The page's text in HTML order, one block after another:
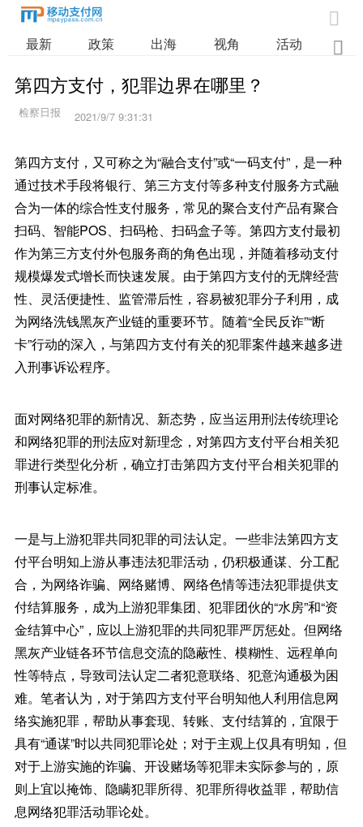

最新 政策 出海 视角 活动 业

第四方支付，犯罪边界在哪里？
2021/9/7 9:31:31
第四方支付，又可称之为“融合支付”或“一码支付”，是一种
通过技术手段将银行、第三方支付等多种支付服务方式融
合为一体的综合性支付服务，常见的聚合支付产品有聚合
扫码、智能POS、扫码枪、扫码盒子等。第四方支付最初
作为第三方支付外包服务商的角色出现，并随着移动支付
规模爆发式增长而快速发展。由于第四方支付的无牌经营
性、灵活便捷性、监管滞后性，容易被犯罪分子利用，成
为网络洗钱黑灰产业链的重要环节。随着“全民反诈”“断
卡”行动的深入，与第四方支付有关的犯罪案件越来越多进
入刑事诉讼程序。
面对网络犯罪的新情况、新态势，应当运用刑法传统理论
和网络犯罪的刑法应对新理念，对第四方支付平台相关犯
罪进行类型化分析，确立打击第四方支付平台相关犯罪的
刑事认定标准。
一是与上游犯罪共同犯罪的司法认定。一些非法第四方支
付平台明知上游从事违法犯罪活动，仍积极通谋、分工配
合，为网络诈骗、网络赌博、网络色情等违法犯罪提供支
付结算服务，成为上游犯罪集团、犯罪团伙的“水房”和“资
金结算中心”，应以上游犯罪的共同犯罪严厉惩处。但网络
黑灰产业链各环节信息交流的隐蔽性、模糊性、远程单向
性等特点，导致司法认定二者犯意联络、犯意沟通极为困
难。笔者认为，对于第四方支付平台明知他人利用信息网
络实施犯罪，帮助从事套现、转账、支付结算的，宜限于
具有“通谋”时以共同犯罪论处；对于主观上仅具有明知，但
对于上游实施的诈骗、开设赌场等犯罪未实际参与的，原
则上宜以掩饰、隐瞒犯罪所得、犯罪所得收益罪，帮助信
息网络犯罪活动罪论处。